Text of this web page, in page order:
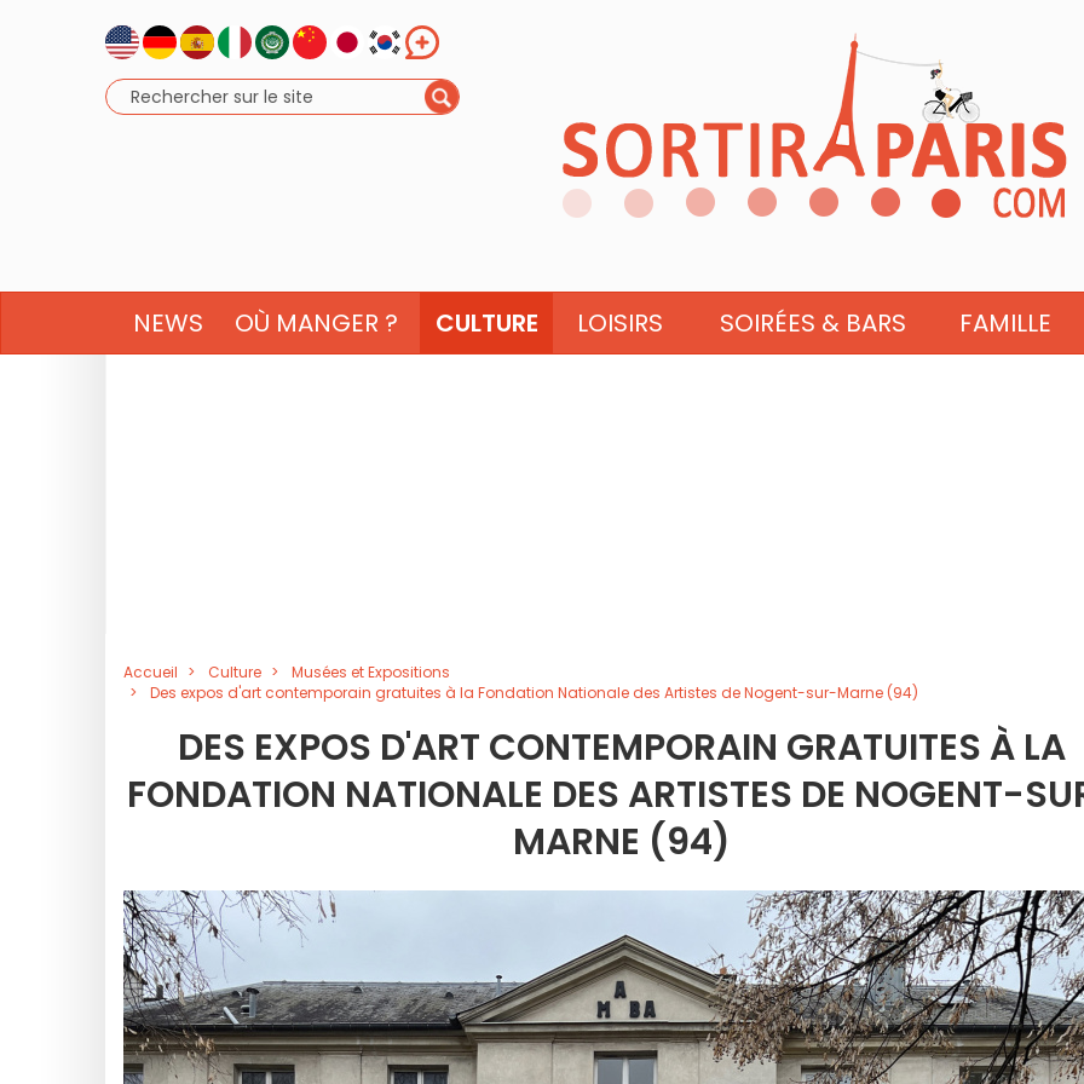
NEWS OÙ MANGER ? CULTURE LOISIRS SOIRÉES & BARS FAMILLE
Accueil Culture
Musées et Expositions
Des expos d'art contemporain gratuites à la Fondation Nationale des Artistes de Nogent-sur-Marne (94)
DES EXPOS D'ART CONTEMPORAIN GRATUITES À LA
FONDATION NATIONALE DES ARTISTES DE NOGENT-
MARNE (94)